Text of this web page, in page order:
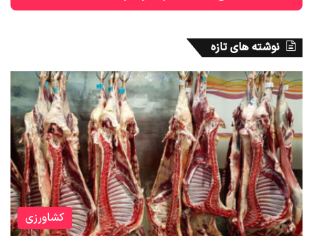
نوشته های تازه
کشاورزی